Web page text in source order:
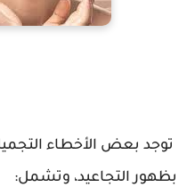
توجد بعض الأخطاء
بظهور التجاعيد، وتشمل: